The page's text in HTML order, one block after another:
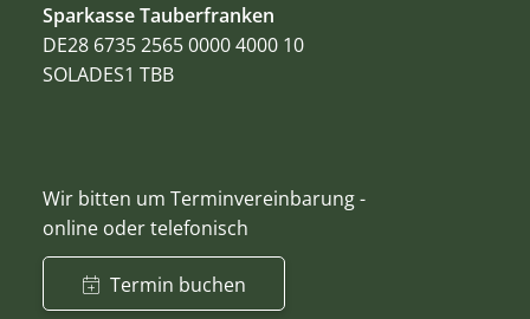
Sparkasse Tauberfranken
DE28 6735 2565 0000 4000 10
SOLADES1 TBB
Wir bitten um Terminvereinbarung -
online oder telefonisch
Termin buchen